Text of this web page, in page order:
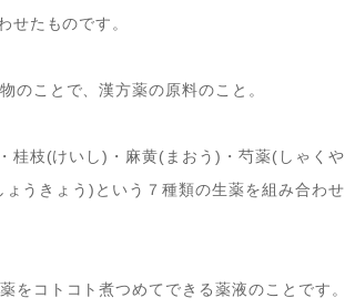
せたものです。
のことで、漢方薬の原料のこと。
桂枝(けいし)・麻黄(まおう)・芍薬(しゃくや
うきょう)という７種類の生薬を組み合わせ
をコトコト煮つめてできる薬液のことです。